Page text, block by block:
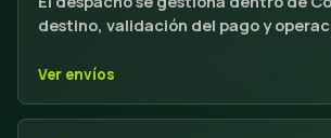
destino, validación del pago y
Ver envíos